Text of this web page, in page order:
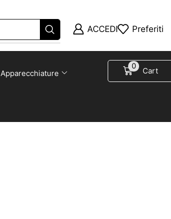
ACCEDI Preferiti
Apparecchiature
0 Cart